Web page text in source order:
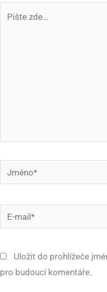
Jméno*
mail*
Uložit do prohlížeče
pro budoucí komentáře.